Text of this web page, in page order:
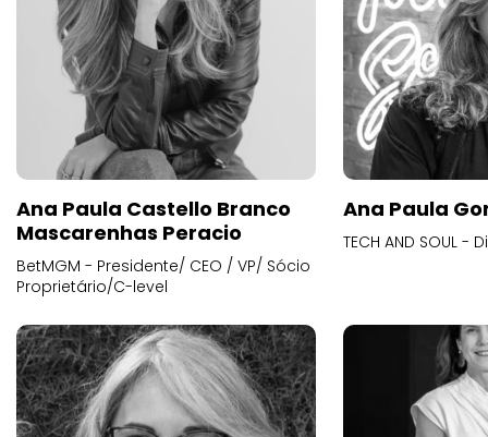
Ana Paula Castello Branco
Mascarenhas Peracio
BetMGM - Presidente/ CEO / VP/ Sócio
Proprietário/C-level
Ana Paula
TECH AND SOUL